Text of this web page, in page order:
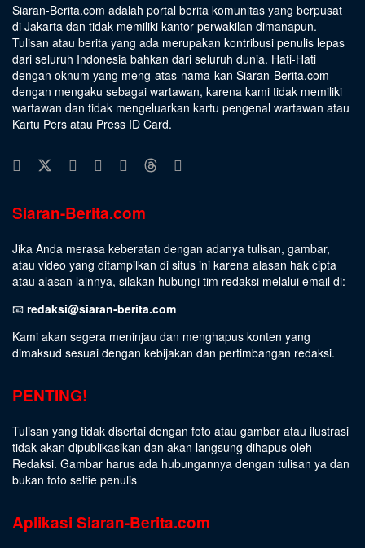
Siaran-Berita.com adalah portal berita komunitas yang berpusat
di Jakarta dan tidak memiliki kantor perwakilan dimanapun.
Tulisan atau berita yang ada merupakan kontribusi penulis lepas
dari seluruh Indonesia bahkan dari seluruh dunia. Hati-Hati
dengan oknum yang meng-atas-nama-kan Siaran-Berita.com
dengan mengaku sebagai wartawan, karena kami tidak memiliki
wartawan dan tidak mengeluarkan kartu pengenal wartawan atau
Kartu Pers atau Press ID Card.
Siaran-Berita.com
Jika Anda merasa keberatan dengan adanya tulisan, gambar,
atau video yang ditampilkan di situs ini karena alasan hak cipta
atau alasan lainnya, silakan hubungi tim redaksi melalui email di:
📧 redaksi@siaran-berita.com
Kami akan segera meninjau dan menghapus konten yang
dimaksud sesuai dengan kebijakan dan pertimbangan redaksi.
PENTING!
Tulisan yang tidak disertai dengan foto atau gambar atau ilustrasi
tidak akan dipublikasikan dan akan langsung dihapus oleh
Redaksi. Gambar harus ada hubungannya dengan tulisan ya dan
bukan foto selfie penulis
Aplikasi Siaran-Berita.com